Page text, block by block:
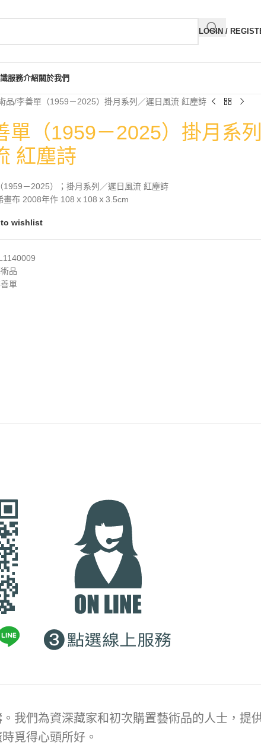
LOGIN /
服務介紹關於我們
品 李善單（1959－2025）掛月系列／遲日風流 紅塵詩
單（1959－2025）掛月系
紅塵詩
1959－2025）；掛月系列／遲日風流 紅塵詩
畫布 2008年作 108ｘ108ｘ3.5cm
wishlist
品
單
我們為資深藏家和初次購置藝術品的人士，提
覓得心頭所好。